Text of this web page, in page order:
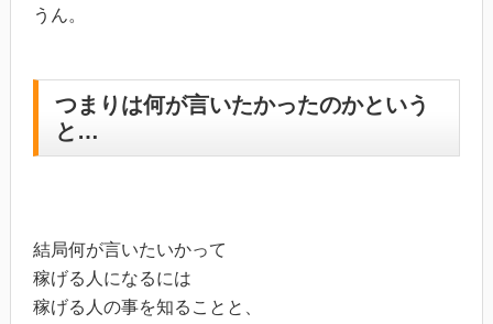
うん。
つまりは何が言いたかったのかという
と…
結局何が言いたいかって
稼げる人になるには
稼げる人の事を知ることと、